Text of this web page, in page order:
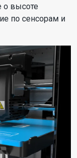
о высоте
по сенсорам и